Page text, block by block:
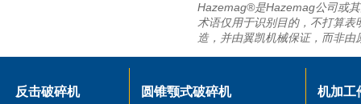
Hazemag®是Hazemag公司或
术语仅用于识别目的，不打算
造，并由翼凯机械保证，而非
反击破碎机 圆锥颚式破碎机
机加工